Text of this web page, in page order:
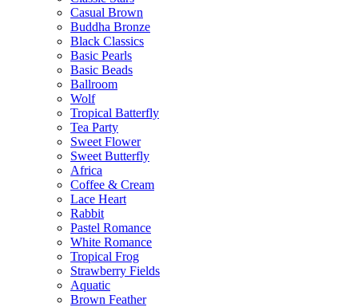
Casual Brown
Buddha Bronze
Black Classics
Basic Pearls
Basic Beads
Ballroom
Wolf
Tropical Batterfly
Tea Party
Sweet Flower
Sweet Butterfly
Africa
Coffee & Cream
Lace Heart
Rabbit
Pastel Romance
White Romance
Tropical Frog
Strawberry Fields
Aquatic
Brown Feather